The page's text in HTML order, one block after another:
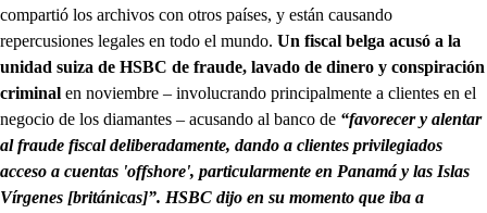
compartió los archivos con otros países, y están causando
repercusiones legales en todo el mundo. Un fiscal belga acusó a la
unidad suiza de HSBC de fraude, lavado de dinero y conspiración
criminal en noviembre – involucrando principalmente a clientes en el
negocio de los diamantes – acusando al banco de “favorecer y alentar
al fraude fiscal deliberadamente, dando a clientes privilegiados
acceso a cuentas 'offshore', particularmente en Panamá y las Islas
Vírgenes [británicas]”. HSBC dijo en su momento que iba a